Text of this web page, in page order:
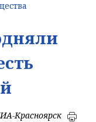
Красноярск